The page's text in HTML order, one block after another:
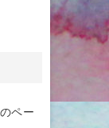
ペー